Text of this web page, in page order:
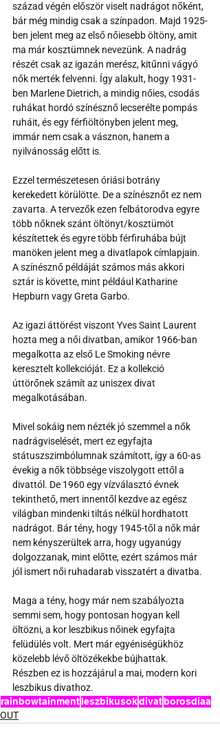
század végén először viselt nadrágot nőként,
bár még mindig csak a színpadon. Majd 1925-
ben jelent meg az első nőiesebb öltöny, amit
ma már kosztümnek nevezünk. A nadrág
részét csak az igazán merész, kitűnni vágyó
nők merték felvenni. Így alakult, hogy 1931-
ben Marlene Dietrich, a mindig nőies, csodás
ruhákat hordó színésznő lecserélte pompás
ruháit, és egy férfiöltönyben jelent meg,
immár nem csak a vásznon, hanem a
nyilvánosság előtt is.
Ezzel természetesen óriási botrány
kerekedett körülötte. De a színésznőt ez nem
zavarta. A tervezők ezen felbátorodva egyre
több nőknek szánt öltönyt/kosztümöt
készítettek és egyre több férfiruhába bújt
manöken jelent meg a divatlapok címlapjain.
A színésznő példáját számos más akkori
sztár is követte, mint például Katharine
Hepburn vagy Greta Garbo.
Az igazi áttörést viszont Yves Saint Laurent
hozta meg a női divatban, amikor 1966-ban
megalkotta az első Le Smoking névre
keresztelt kollekcióját. Ez a kollekció
úttörőnek számít az uniszex divat
megalkotásában.
Mivel sokáig nem nézték jó szemmel a nők
nadrágviselését, mert ez egyfajta
státuszszimbólumnak számított, így a 60-as
évekig a nők többsége viszolygott ettől a
divattól. De 1960 egy vízválasztó évnek
tekinthető, mert innentől kezdve az egész
világban mindenki tiltás nélkül hordhatott
nadrágot. Bár tény, hogy 1945-től a nők már
nem kényszerültek arra, hogy ugyanúgy
dolgozzanak, mint előtte, ezért számos már
jól ismert női ruhadarab visszatért a divatba.
Maga a tény, hogy már nem szabályozta
semmi sem, hogy pontosan hogyan kell
öltözni, a kor leszbikus nőinek egyfajta
felüdülés volt. Mert már egyéniségükhöz
közelebb lévő öltözékekbe bújhattak.
Részben ez is hozzájárul a mai, modern kori
leszbikus divathoz.
rainbowtainmentleszbikusokdivatborosdiaa
OUT